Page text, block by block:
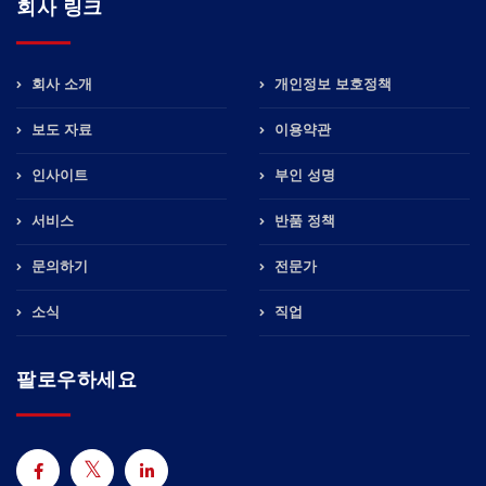
회사 링크
회사 소개
보도 자료
인사이트
서비스
문의하기
소식
개인정보 보호정책
이용약관
부인 성명
반품 정책
전문가
직업
팔로우하세요